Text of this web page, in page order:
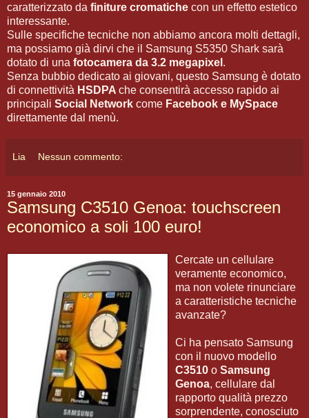
caratterizzato da finiture cromatiche con un effetto estetico
interessante.
Sulle specifiche tecniche non abbiamo ancora molti dettagli,
ma possiamo già dirvi che il Samsung S5350 Shark sarà
dotato di una fotocamera da 3.2 megapixel .
Senza bubbio dedicato ai giovani, questo Samsung è dotato
di connettività HSDPA che consentirà accesso rapido ai
principali Social Network come Facebook e MySpace
direttamente dal menù.
Lia Nessun commento:
15 gennaio 2010
Samsung C3510 Genoa: touchscreen
economico a soli 100 euro!
Cercate un cellulare
veramente economico,
ma non volete rinunciare
a caratteristiche tecniche
avanzate?
Ci ha pensato Samsung
con il nuovo modello
C3510 o Samsung
Genoa, cellulare dal
rapporto qualità prezzo
sorprendente, conosciuto